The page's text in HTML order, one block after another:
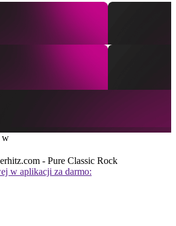
w
- Pure Classic Rock
w aplikacji za darmo: